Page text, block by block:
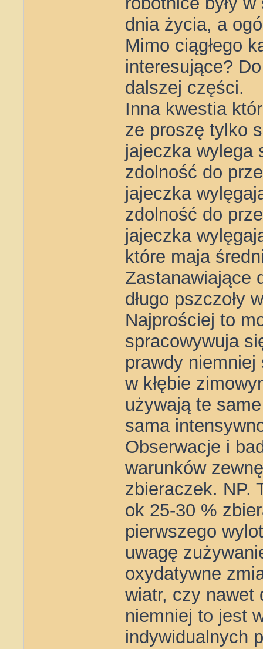
dnia życia, a
Mimo ciągłego
interesujące?
dalszej części.
Inna kwestia
ze proszę tylko
jajeczka wylega
zdolność do
jajeczka
zdolność do
jajeczka
które maja
Zastanawiające
długo pszczoły
Najprościej to
spracowywuja
prawdy
w kłębie
używają te
sama
Obserwacje i
warunków
zbieraczek. NP.
ok 25-30 %
pierwszego
uwagę
oxydatywne
wiatr, czy nawet
niemniej to jest
indywidualnych